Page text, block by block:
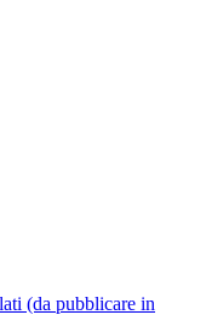
(da pubblicare in